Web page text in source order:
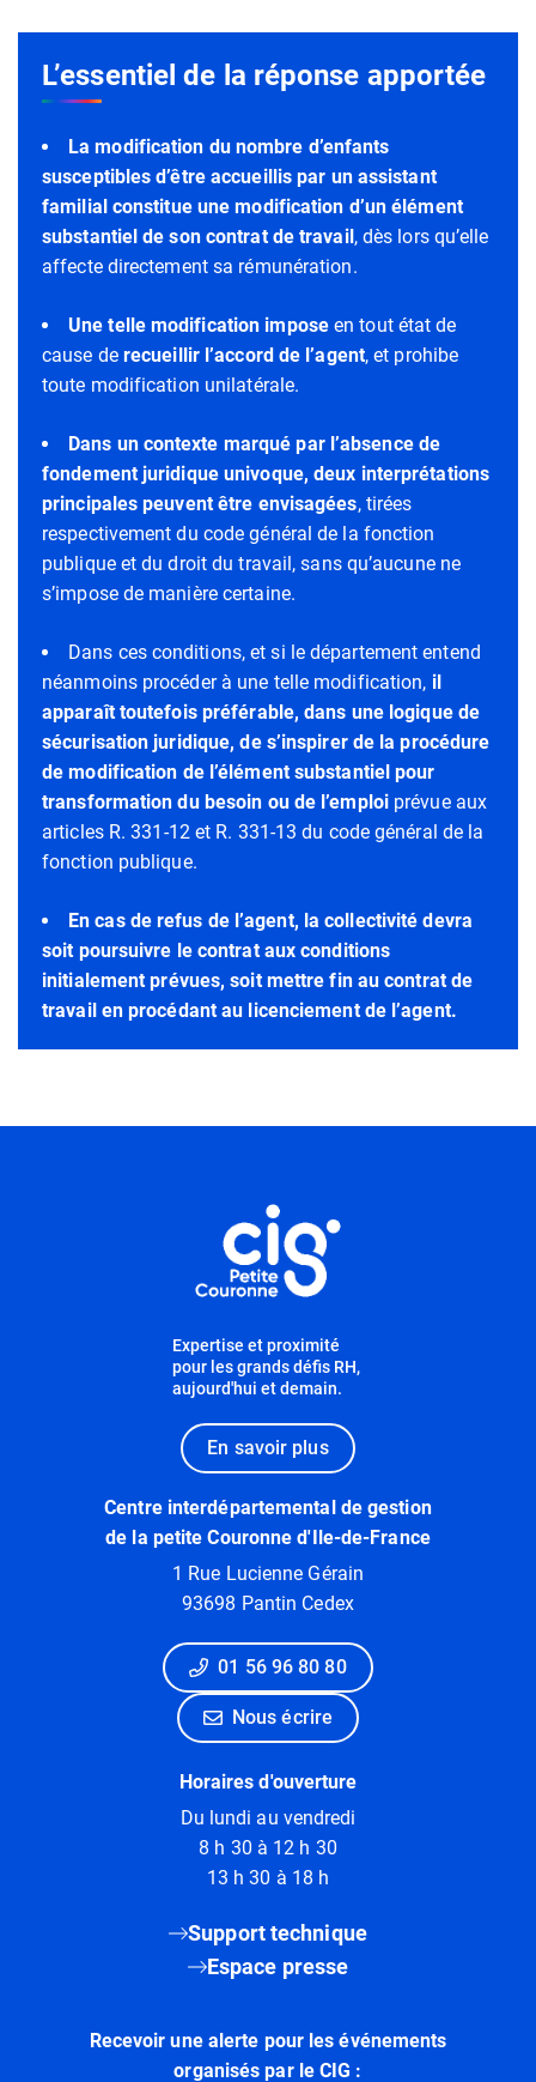
L’essentiel de la réponse apportée
La modification du nombre d’enfants
susceptibles d’être accueillis par un assistant
familial constitue une modification d’un élément
substantiel de son contrat de travail, dès lors qu’elle
affecte directement sa rémunération.
Une telle modification imposeen tout état de
cause de recueillir l’accord de l’agent, et prohibe
toute modification unilatérale.
Dans un contexte marqué par l’absence de
fondement juridique univoque, deux interprétations
principales peuvent être envisagées, tirées
respectivement du code général de la fonction
publique et du droit du travail, sans qu’aucune ne
s’impose de manière certaine.
Dans ces conditions, et si le département entend
néanmoins procéder à une telle modification, il
apparaît toutefois préférable, dans une logique de
sécurisation juridique, de s’inspirer de la procédure
de modification de l’élément substantiel pour
transformation du besoin ou de l’emploi prévue aux
articles R. 331-12 et R. 331-13 du code général de la
fonction publique.
En cas de refus de l’agent, la collectivité devra
soit poursuivre le contrat aux conditions
initialement prévues, soit mettre fin au contrat de
travail en procédant au licenciement de l’agent.
Expertise et proximité
pour les grands défis RH,
aujourd'hui et demain.
En savoir plus
Centre interdépartemental de gestion
de la petite Couronne d'Ile-de-France
1 Rue Lucienne Gérain
93698 Pantin Cedex
01 56 96 80 80
Nous écrire
Horaires d'ouverture
Du lundi au vendredi
8 h 30 à 12 h 30
13 h 30 à 18 h
Support technique
Espace presse
Recevoir une alerte pour les événements
organisés par le CIG :